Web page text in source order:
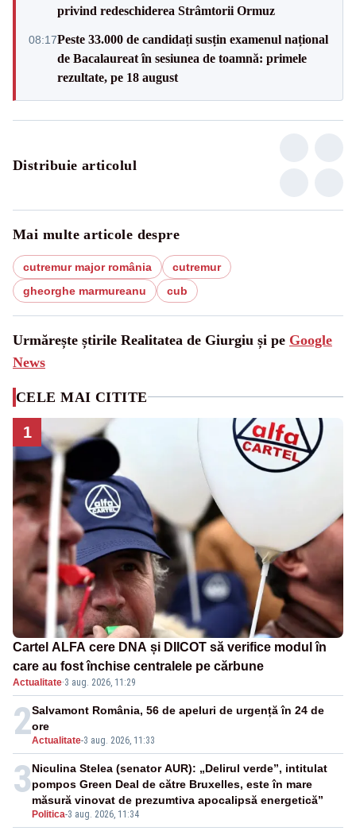
privind redeschiderea Strâmtorii Ormuz
08:17Peste 33.000 de candidați susțin examenul național
de Bacalaureat în sesiunea de toamnă: primele
rezultate, pe 18 august
Distribuie articolul
Mai multe articole despre
cutremur major românia
cutremur
gheorghe marmureanu
cub
Urmărește știrile Realitatea de Giurgiu și pe Google
News
CELE MAI CITITE
1
Cartel ALFA cere DNA și DIICOT să verifice modul în
care au fost închise centralele pe cărbune
Actualitate·3 aug. 2026, 11:29
2Actualitate-3 aug. 2026, 11:33
Salvamont România, 56 de apeluri de urgență în 24 de
ore
3
Politica-3 aug. 2026, 11:34
Niculina Stelea (senator AUR): „Delirul verde”, intitulat
pompos Green Deal de către Bruxelles, este în mare
măsură vinovat de prezumtiva apocalipsă energetică”